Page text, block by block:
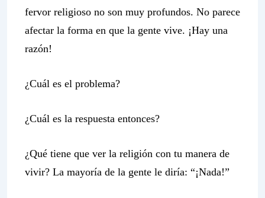
fervor religioso no son muy profundos. No parece
afectar la forma en que la gente vive. ¡Hay una
razón!
¿Cuál es el problema?
¿Cuál es la respuesta entonces?
¿Qué tiene que ver la religión con tu manera de
vivir? La mayoría de la gente le diría: “¡Nada!”